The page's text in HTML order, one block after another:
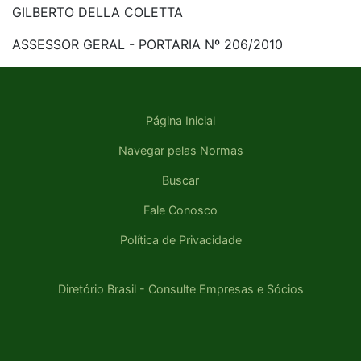
GILBERTO DELLA COLETTA
ASSESSOR GERAL - PORTARIA Nº 206/2010
Página Inicial
Navegar pelas Normas
Buscar
Fale Conosco
Política de Privacidade
Diretório Brasil - Consulte Empresas e Sócios